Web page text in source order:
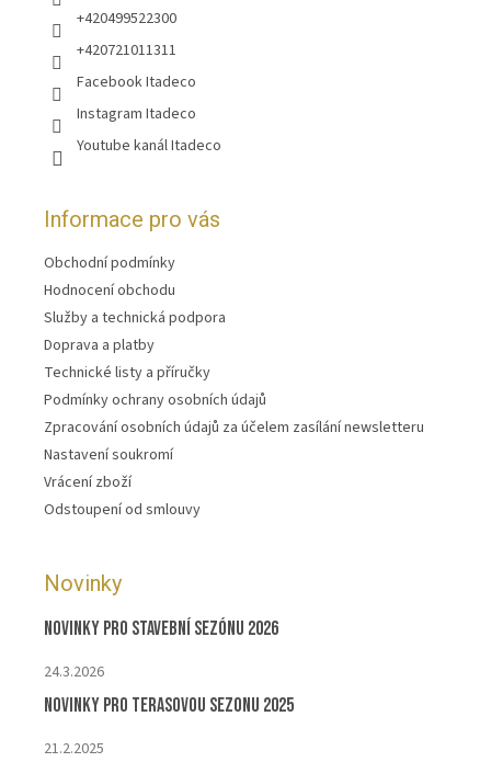
+420499522300
+420721011311
Facebook Itadeco
Instagram Itadeco
Youtube kanál Itadeco
Informace pro vás
Obchodní podmínky
Hodnocení obchodu
Služby a technická podpora
Doprava a platby
Technické listy a příručky
Podmínky ochrany osobních údajů
Zpracování osobních údajů za účelem zasílání newsletteru
Nastavení soukromí
Vrácení zboží
Odstoupení od smlouvy
Novinky
Novinky pro stavební sezónu 2026
24.3.2026
Novinky pro terasovou sezonu 2025
21.2.2025